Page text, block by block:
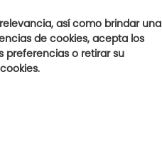
así como brindar una
de cookies, acepta los
preferencias o retirar su